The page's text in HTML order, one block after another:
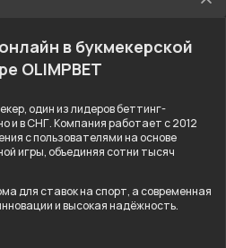
в букмекерской
OLIMPBET
один из лидеров беттинг-
и в СНГ. Компания работает с 2012
с пользователями на основе
игры, объединяя сотни тысяч
для ставок на спорт, а современная
и высокая надёжность.